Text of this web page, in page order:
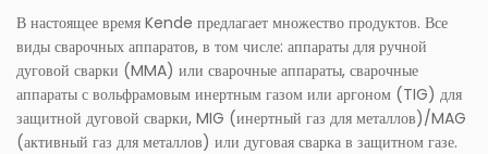
В настоящее время Kende предлагает множество продуктов. Все
виды сварочных аппаратов, в том числе: аппараты для ручной
дуговой сварки (MMA) или сварочные аппараты, сварочные
аппараты с вольфрамовым инертным газом или аргоном (TIG) для
защитной дуговой сварки, MIG (инертный газ для металлов)/MAG
(активный газ для металлов) или дуговая сварка в защитном газе.